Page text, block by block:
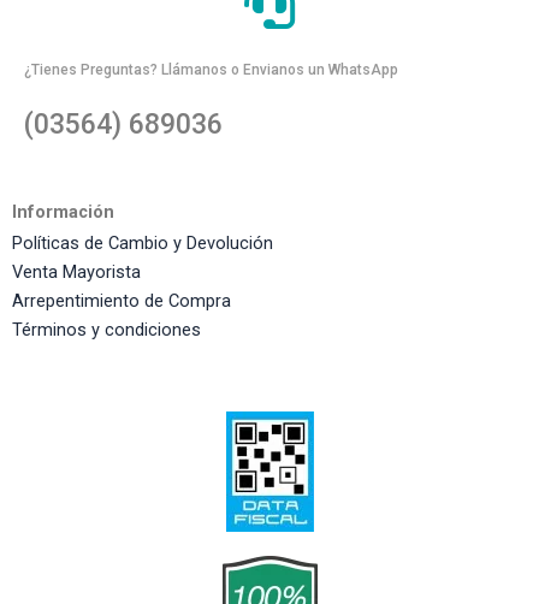
¿Tienes Preguntas? Llámanos o Envianos un WhatsApp
(03564) 689036
Información
Políticas de Cambio y Devolución
Venta Mayorista
Arrepentimiento de Compra
Términos y condiciones